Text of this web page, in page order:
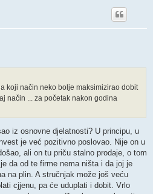
koji način neko bolje maksimizirao dobit
način ... za početak nakon godina
iz osnovne djelatnosti? U principu, u
je već pozitivno poslovao. Nije on u
ali on tu priču stalno prodaje, o tom
da od te firme nema ništa i da joj je
na plin. A stručnjak može još veću
cjjenu, pa će uduplati i dobit. Vrlo